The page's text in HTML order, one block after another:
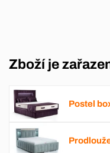
Zboží je
Postel